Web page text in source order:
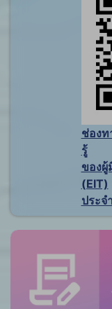
ช่องท
รู้
ของผู้
(EIT)
ประจ